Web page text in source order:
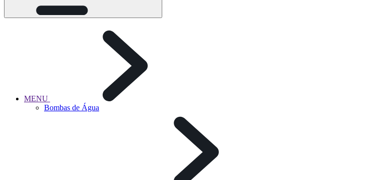
MENU
Bombas de Água